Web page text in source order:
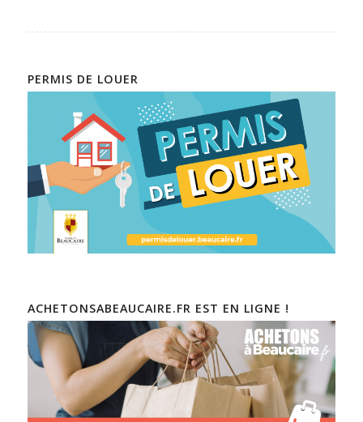
PERMIS DE LOUER
ACHETONSABEAUCAIRE.FR EST EN LIGNE !